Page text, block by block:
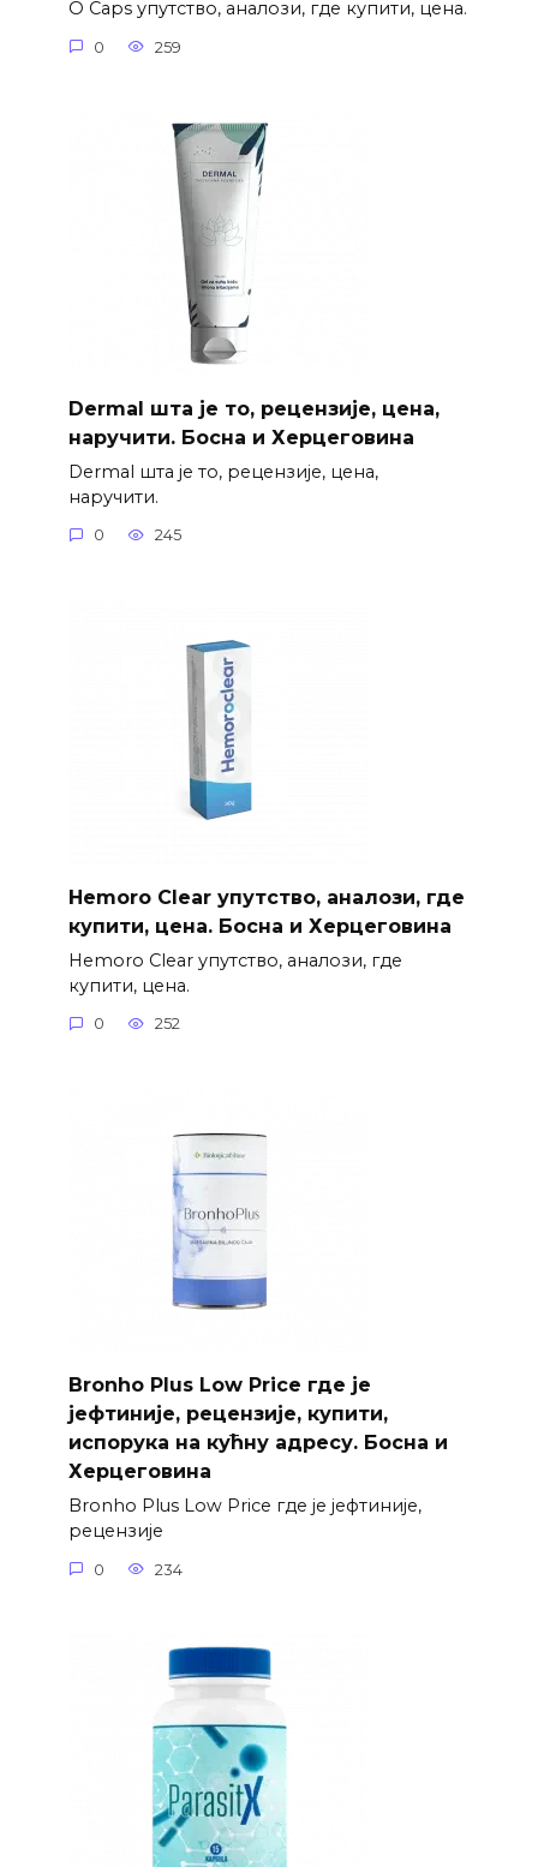
O Caps упутство, аналози, где купити, цена.
0 259
Dermal шта је то, рецензије, цена,
наручити. Босна и Херцеговина
Dermal шта је то, рецензије, цена,
наручити.
0 245
Hemoro Clear упутство, аналози, где
купити, цена. Босна и Херцеговина
Hemoro Clear упутство, аналози, где
купити, цена.
0 252
Bronho Plus Low Price где је
јефтиније, рецензије, купити,
испорука на кућну адресу. Босна и
Херцеговина
Bronho Plus Low Price где је јефтиније,
рецензије
0 234